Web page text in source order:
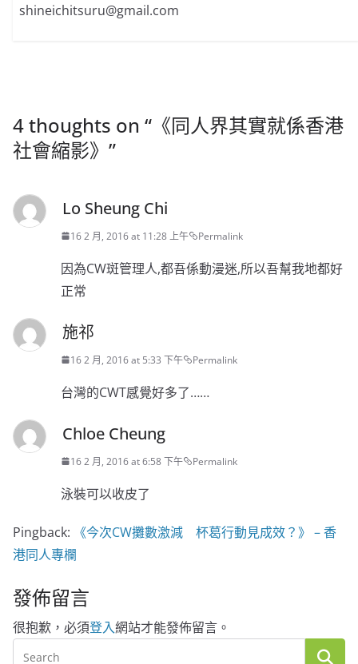
shineichitsuru@gmail.com
4 thoughts on “ 《同人界其實就係香港
社會縮影》 ”
Lo Sheung Chi
16 2 月, 2016 at 11:28 上午 Permalink
因為CW斑管理人,都吾係動漫迷,所以吾幫我地都好
正常
施祁
16 2 月, 2016 at 5:33 下午 Permalink
台灣的CWT感覺好多了……
Chloe Cheung
16 2 月, 2016 at 6:58 下午 Permalink
泳裝可以收皮了
Pingback: 《今次CW攤數激減 杯葛行動見成效？》 – 香
港同人專欄
發佈留言
很抱歉，必須登入網站才能發佈留言。